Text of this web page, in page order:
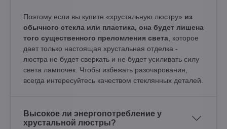
Поэтому если вы купите «хрустальную люстру» из
обычного стекла или пластика, она будет лишена
того существенного преломления света , которое
дает только настоящая хрустальная отделка -
люстра не будет сверкать и не будет усиливать силу
света лампочек. Чтобы избежать разочарования,
всегда интересуйтесь качеством стеклянных деталей.
Высокое ли энергопотребление у
хрустальной люстры?